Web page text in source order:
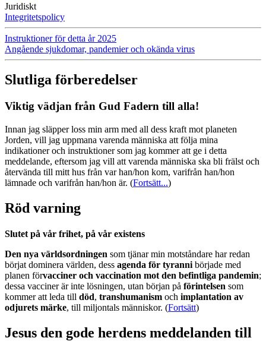
Juridiskt
Integritetspolicy
Instruktioner för detta år 2025
Angående sjukdomar, pandemier och okända virus
Slutliga förberedelser
Viktig vädjan från Gud Fadern till alla!
Innan jag släpper loss min arm med all dess kraft mot planeten
Jorden, vill jag uppmana varenda människa att följa mina
indikationer och instruktioner som jag kommer att ge i detta
meddelande, eftersom jag vill att varenda människa ska bli frälst och
återvända till mitt hus från var han/hon kom, varifrån han/hon
lämnade och varifrån han/hon är. (Fortsätt...)
Röd varning
Slutet på vår frihet, på vår existens
Den nya världsordningen som tjänar min motståndare har redan
börjat dominera världen, dess agenda för tyranni började med
planen förvacciner och vaccination mot den befintliga pandemin;
dessa vacciner är inte lösningen, utan början på förintelsen som
kommer att leda till död, transhumanism och implantation av
odjurets märke, till miljontals människor. (Fortsätt)
Jesus den gode herdens meddelanden till